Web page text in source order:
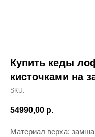
Купить кеды
кисточками на
SKU:
54990,00 р.
Материал верха: замша